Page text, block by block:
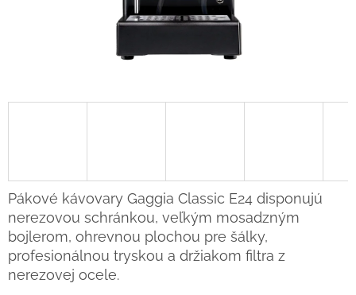
Pákové kávovary Gaggia Classic E24 disponujú
nerezovou schránkou, veľkým mosadzným
bojlerom, ohrevnou plochou pre šálky,
profesionálnou tryskou a držiakom filtra z
nerezovej ocele.